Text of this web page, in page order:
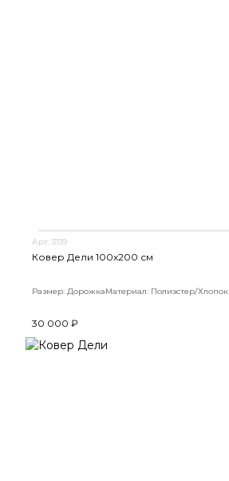
Арт. 3139
Ковер Дели 100х200 см
Размер: ДорожкаМатериал: Полиэстер/Хлопок
30 000 ₽